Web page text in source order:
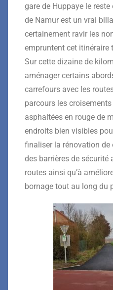
gare de Huppaye le
de Namur est un vrai
certainement ravir les
empruntent cet itinéraire
Sur cette dizaine de
aménager certains
carrefours avec les
parcours les
asphaltées en rouge de
endroits bien visibles
finaliser la rénovation de
des barrières de sécurité
routes ainsi qu’à
bornage tout au long du